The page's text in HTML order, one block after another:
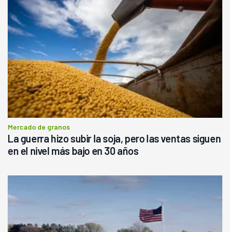
Mercado de granos
La guerra hizo subir la soja, pero las ventas siguen
en el nivel más bajo en 30 años